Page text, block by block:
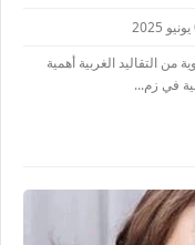
من التقاليد الغربية أهمية
في زم...